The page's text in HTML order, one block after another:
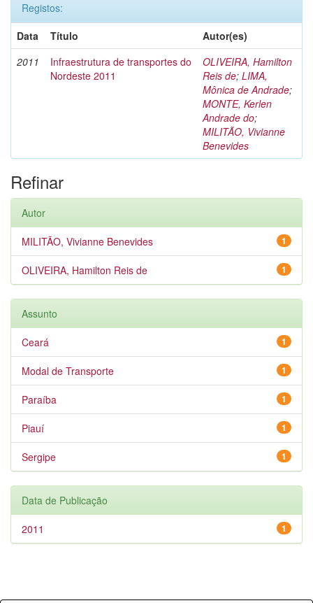
Registos:
Data
Título
Autor(es)
2011
Infraestrutura de transportes do
Nordeste 2011
OLIVEIRA, Hamilton
Reis de; LIMA,
Mônica de Andrade;
MONTE, Kerlen
Andrade do;
MILITÃO, Vivianne
Benevides
Refinar
Autor
1
MILITÃO, Vivianne Benevides
1
OLIVEIRA, Hamilton Reis de
Assunto
1
Ceará
1
Modal de Transporte
1
Paraíba
1
Piauí
1
Sergipe
Data de Publicação
1
2011